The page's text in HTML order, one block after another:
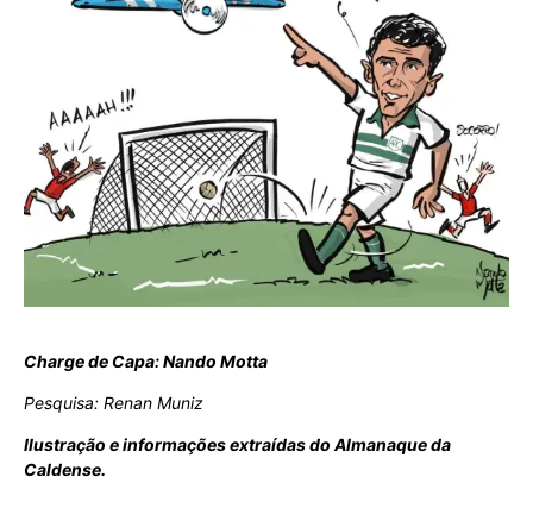
Charge de Capa: Nando Motta
Pesquisa: Renan Muniz
Ilustração e informações extraídas do Almanaque da
Caldense.